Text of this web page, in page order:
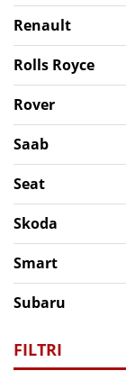
Renault
Rolls Royce
Rover
Saab
Seat
Skoda
Smart
Subaru
Suzuki
FILTRI